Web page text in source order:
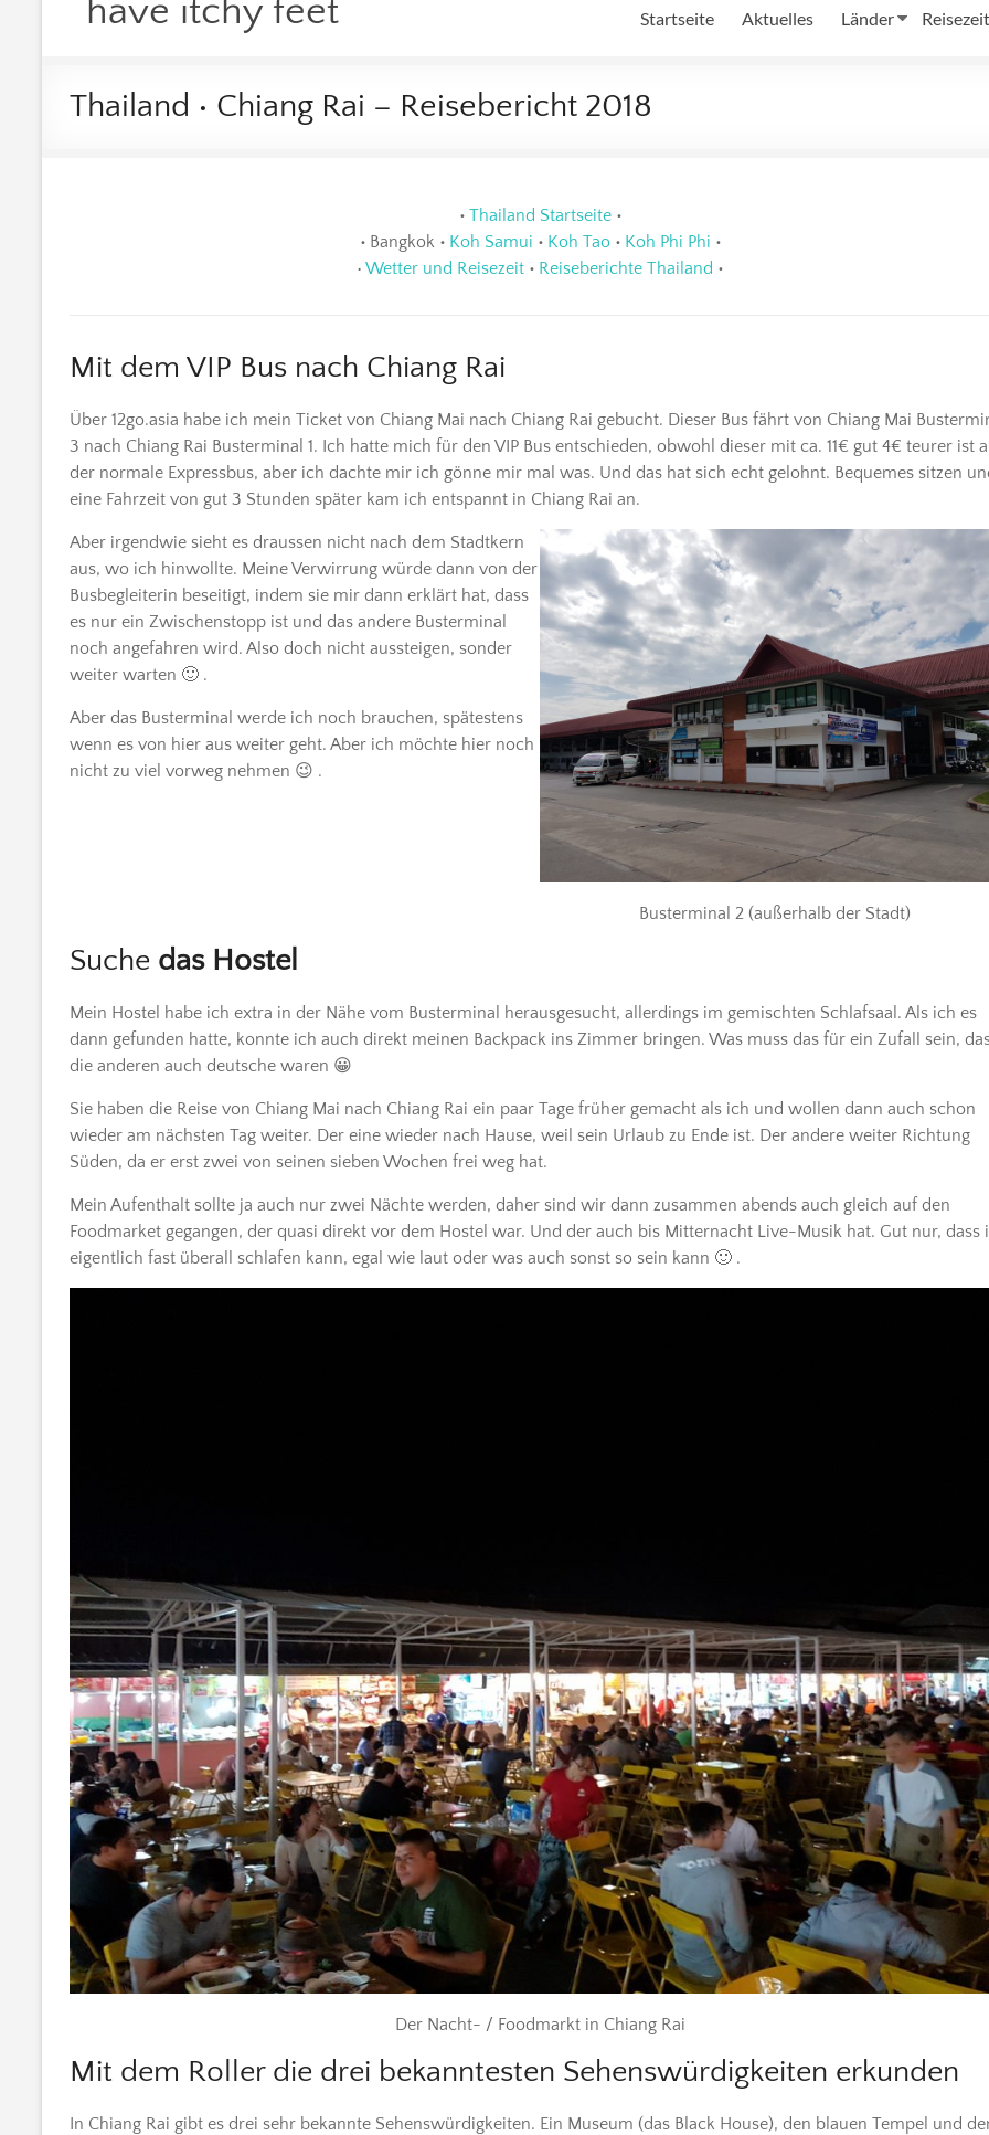
have itchy feet Startseite Aktuelles Länder
Thailand • Chiang Rai – Reisebericht 2018
• Thailand Startseite •
•Bangkok • Koh Samui • Koh Tao • Koh Phi Phi •
•Wetter und Reisezeit • Reiseberichte Thailand •
Mit dem VIP Bus nach Chiang Rai
Über 12go.asia habe ich mein Ticket von Chiang Mai nach Chiang Rai gebucht. Dieser Bus fährt von Chiang Mai
3 nach Chiang Rai Busterminal 1. Ich hatte mich für den VIP Bus entschieden, obwohl dieser mit ca. 11€ gut 4€ teurer ist
der normale Expressbus, aber ich dachte mir ich gönne mir mal was. Und das hat sich echt gelohnt. Bequemes sitzen
eine Fahrzeit von gut 3 Stunden später kam ich entspannt in Chiang Rai an.
Aber irgendwie sieht es draussen nicht nach dem Stadtkern
aus, wo ich hinwollte. Meine Verwirrung würde dann von der
Busbegleiterin beseitigt, indem sie mir dann erklärt hat, dass
es nur ein Zwischenstopp ist und das andere Busterminal
noch angefahren wird. Also doch nicht aussteigen, sonder
weiter warten 🙂 .
Aber das Busterminal werde ich noch brauchen, spätestens
wenn es von hier aus weiter geht. Aber ich möchte hier noch
nicht zu viel vorweg nehmen 😉 .
Busterminal 2 (außerhalb der Stadt)
Suche das Hostel
Mein Hostel habe ich extra in der Nähe vom Busterminal herausgesucht, allerdings im gemischten Schlafsaal. Als ich es
dann gefunden hatte, konnte ich auch direkt meinen Backpack ins Zimmer bringen. Was muss das für ein Zufall sein,
die anderen auch deutsche waren 😀
Sie haben die Reise von Chiang Mai nach Chiang Rai ein paar Tage früher gemacht als ich und wollen dann auch schon
wieder am nächsten Tag weiter. Der eine wieder nach Hause, weil sein Urlaub zu Ende ist. Der andere weiter Richtung
Süden, da er erst zwei von seinen sieben Wochen frei weg hat.
Mein Aufenthalt sollte ja auch nur zwei Nächte werden, daher sind wir dann zusammen abends auch gleich auf den
Foodmarket gegangen, der quasi direkt vor dem Hostel war. Und der auch bis Mitternacht Live-Musik hat. Gut nur, dass
eigentlich fast überall schlafen kann, egal wie laut oder was auch sonst so sein kann 🙂 .
Der Nacht- / Foodmarkt in Chiang Rai
Mit dem Roller die drei bekanntesten Sehenswürdigkeiten erkunden
In Chiang Rai gibt es drei sehr bekannte Sehenswürdigkeiten. Ein Museum (das Black House), den blauen Tempel und